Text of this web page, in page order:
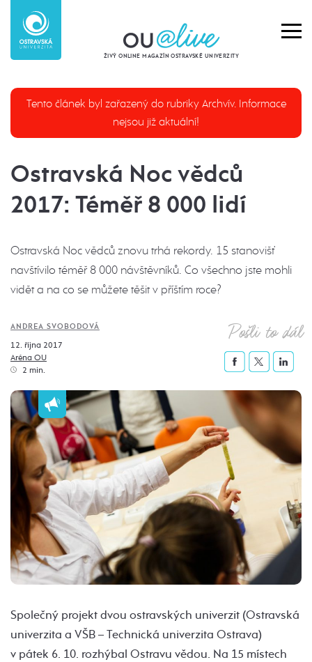
ŽIVÝ ONLINE MAGAZÍN OSTRAVSKÉ UNIVERZITY
Tento článek byl zařazený do rubriky Archvív. Informace
nejsou již aktuální!
Ostravská Noc vědců
2017: Téměř 8 000 lidí
Ostravská Noc vědců znovu trhá rekordy. 15 stanovišť
navštívilo téměř 8 000 návštěvníků. Co všechno jste mohli
vidět a na co se můžete těšit v příštím roce?
ANDREA SVOBODOVÁ
12. října 2017
Aréna OU
2 min.
Pošli to dál
Společný projekt dvou ostravských univerzit (Ostravská
univerzita a VŠB – Technická univerzita Ostrava)
v pátek 6. 10. rozhýbal Ostravu vědou. Na 15 místech